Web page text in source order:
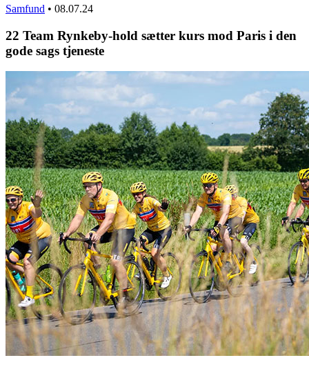
Samfund • 08.07.24
22 Team Rynkeby-hold sætter kurs mod Paris i den
gode sags tjeneste